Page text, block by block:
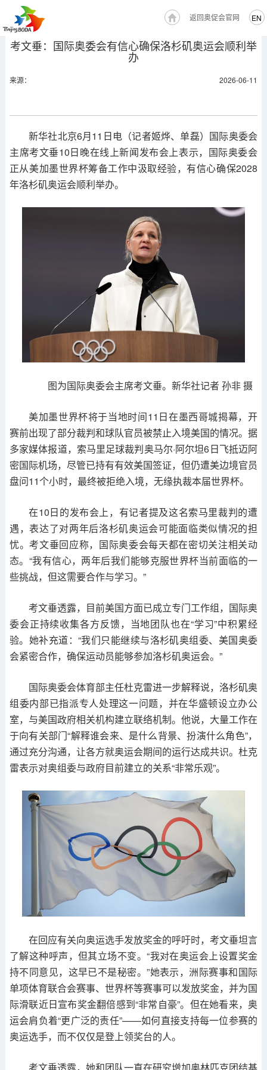
EN
返回奥促会官网
考文垂：国际奥委会有信心确保洛杉矶奥运会顺利举
办
来源： 2026-06-11
新华社北京6月11日电（记者姬烨、单磊）国际奥委会
主席考文垂10日晚在线上新闻发布会上表示，国际奥委会
正从美加墨世界杯筹备工作中汲取经验，有信心确保2028
年洛杉矶奥运会顺利举办。
图为国际奥委会主席考文垂。新华社记者 孙非 摄
美加墨世界杯将于当地时间11日在墨西哥城揭幕，开
赛前出现了部分裁判和球队官员被禁止入境美国的情况。据
多家媒体报道，索马里足球裁判奥马尔·阿尔坦6日飞抵迈阿
密国际机场，尽管已持有有效美国签证，但仍遭美边境官员
盘问11个小时，最终被拒绝入境，无缘执裁本届世界杯。
在10日的发布会上，有记者提及这名索马里裁判的遭
遇，表达了对两年后洛杉矶奥运会可能面临类似情况的担
忧。考文垂回应称，国际奥委会每天都在密切关注相关动
态。“我有信心，两年后我们能够克服世界杯当前面临的一
些挑战，但这需要合作与学习。”
考文垂透露，目前美国方面已成立专门工作组，国际奥
委会正持续收集各方反馈，当地团队也在“学习”中积累经
验。她补充道：“我们只能继续与洛杉矶奥组委、美国奥委
会紧密合作，确保运动员能够参加洛杉矶奥运会。”
国际奥委会体育部主任杜克雷进一步解释说，洛杉矶奥
组委内部已指派专人处理这一问题，并在华盛顿设立办公
室，与美国政府相关机构建立联络机制。他说，大量工作在
于向有关部门“解释谁会来、是什么背景、扮演什么角色”，
通过充分沟通，让各方就奥运会期间的运行达成共识。杜克
雷表示对奥组委与政府目前建立的关系“非常乐观”。
在回应有关向奥运选手发放奖金的呼吁时，考文垂坦言
了解这种呼声，但其立场不变。“我对在奥运会上设置奖金
持不同意见，这早已不是秘密。”她表示，洲际赛事和国际
单项体育联合会赛事、世界杯等赛事可以发放奖金，并为国
际滑联近日宣布奖金翻倍感到“非常自豪”。但在她看来，奥
运会肩负着“更广泛的责任”——如何直接支持每一位参赛的
奥运选手，而不仅仅是登上领奖台的人。
考文垂透露，她和团队一直在研究增加奥林匹克团结基